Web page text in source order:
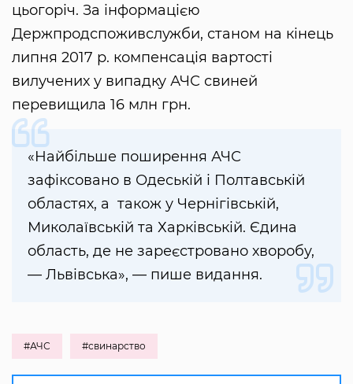
цьогоріч. За інформацією
Держпродспоживслужби, станом на кінець
липня 2017 р. компенсація вартості
вилучених у випадку АЧС свиней
перевищила 16 млн грн.
«Найбільше поширення АЧС
зафіксовано в Одеській і Полтавській
областях, а також у Чернігівській,
Миколаївській та Харківській. Єдина
область, де не зареєстровано хворобу,
— Львівська», — пише видання.
#АЧС #свинарство